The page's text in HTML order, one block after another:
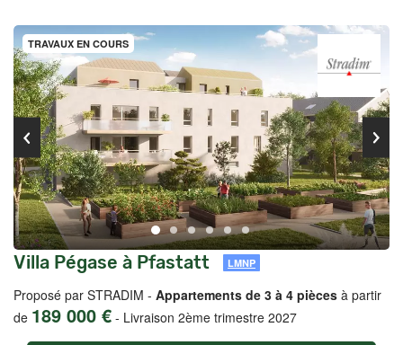
TRAVAUX EN COURS
Villa Pégase à Pfastatt LMNP
Proposé par STRADIM - Appartements de 3 à 4 pièces à partir
de 189 000 € - Livraison 2ème trimestre 2027